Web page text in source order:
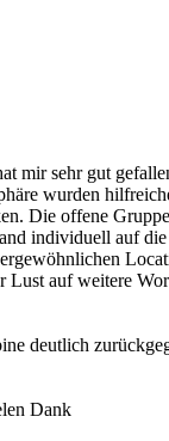
mir sehr gut
wurden
Die offene
individuell auf
Lust auf weitere
deutlich
Dank